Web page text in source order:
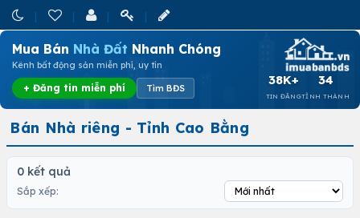
Mua Bán Nhà Đất Nhanh Chóng
Kênh bất động sản miễn phí, uy tín
+ Đăng tin miễn phí Tìm BĐS
38K+
TIN ĐĂNG
34
TỈNH THÀNH
Bán Nhà riêng - Tỉnh Cao Bằng
0 kết quả
Sắp xếp: